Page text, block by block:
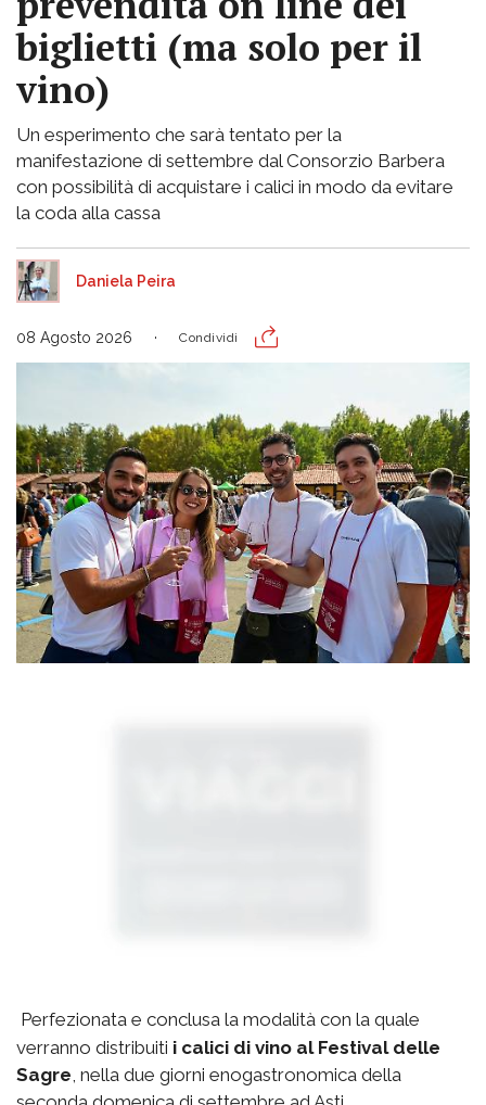
biglietti (ma solo per il
vino)
Un esperimento che sarà tentato per la
manifestazione di settembre dal Consorzio Barbera
con possibilità di acquistare i calici in modo da evitare
la coda alla cassa
Daniela Peira
08 Agosto 2026 Condividi
Perfezionata e conclusa la modalità con la quale
verranno distribuiti i calici di vino al Festival delle
Sagre, nella due giorni enogastronomica della